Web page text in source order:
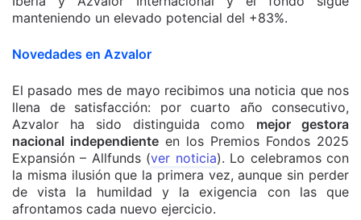
manteniendo un elevado potencial del +83%.
Novedades en Azvalor
El pasado mes de mayo recibimos una noticia que nos
llena de satisfacción: por cuarto año consecutivo,
Azvalor ha sido distinguida como mejor gestora
nacional independiente en los Premios Fondos 2025
Expansión – Allfunds (ver noticia). Lo celebramos con
la misma ilusión que la primera vez, aunque sin perder
de vista la humildad y la exigencia con las que
afrontamos cada nuevo ejercicio.